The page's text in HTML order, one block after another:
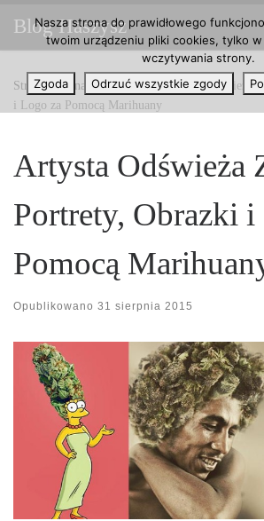
Przejdź do treści
Blog Haszysz
Strona główna » Marihuana »Artysta Odświeża
i Logo za Pomocą Marihuany
Artysta Odświeża
Portrety, Obrazki i
Pomocą
Opublikowano 31 sierpnia 2015
Nasza strona do prawidłowego
twoim urządzeniu pliki cookies, tylko
wczytywania strony.
Zgoda
Odrzuć wszystkie zgody